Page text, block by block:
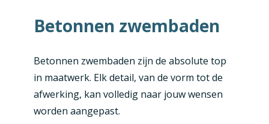
Betonnen zwembaden
Betonnen zwembaden zijn de absolute top
in maatwerk. Elk detail, van de vorm tot de
afwerking, kan volledig naar jouw wensen
worden aangepast.